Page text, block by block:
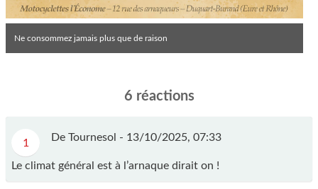
Ne consommez jamais plus que de raison
6 réactions
1 De Tournesol - 13/10/2025, 07:33
Le climat général est à l’arnaque dirait on !